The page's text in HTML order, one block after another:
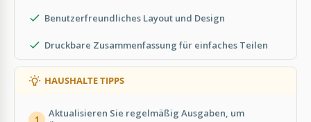
Benutzerfreundliches Layout und Design
Druckbare Zusammenfassung für einfaches Teilen
HAUSHALTE TIPPS
1
Aktualisieren Sie regelmäßig Ausgaben, um